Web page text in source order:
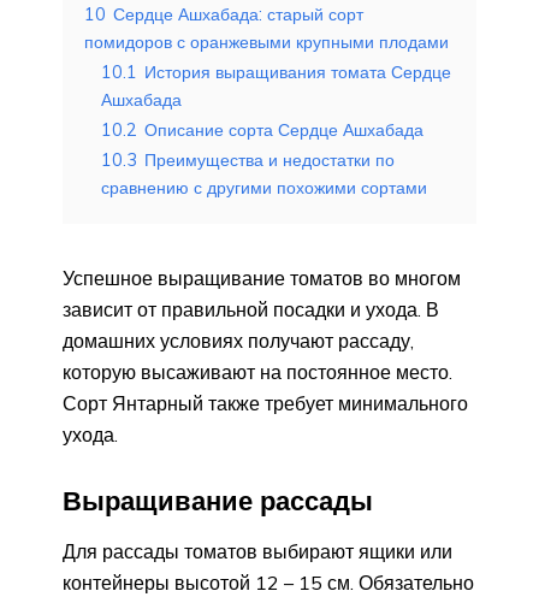
10 Сердце Ашхабада: старый сорт
помидоров с оранжевыми крупными плодами
10.1 История выращивания томата Сердце
Ашхабада
10.2 Описание сорта Сердце Ашхабада
10.3 Преимущества и недостатки по
сравнению с другими похожими сортами
Успешное выращивание томатов во многом
зависит от правильной посадки и ухода. В
домашних условиях получают рассаду,
которую высаживают на постоянное место.
Сорт Янтарный также требует минимального
ухода.
Выращивание рассады
Для рассады томатов выбирают ящики или
контейнеры высотой 12 – 15 см. Обязательно